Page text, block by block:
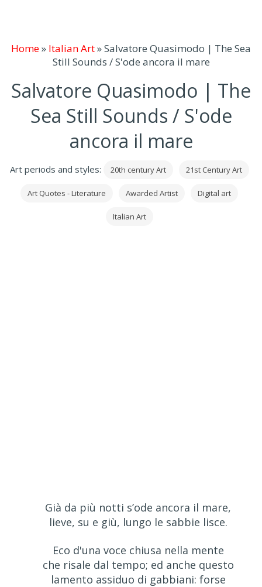
Home» Italian Art»Salvatore Quasimodo | The Sea
Still Sounds / S'ode ancora il mare
Salvatore Quasimodo | The
Sea Still Sounds / S'ode
ancora il mare
Art periods and styles: 20th century Art 21st Century Art
Art Quotes - Literature Awarded Artist Digital art
Italian Art
Già da più notti s’ode ancora il mare,
lieve, su e giù, lungo le sabbie lisce.
Eco d'una voce chiusa nella mente
che risale dal tempo; ed anche questo
lamento assiduo di gabbiani: forse